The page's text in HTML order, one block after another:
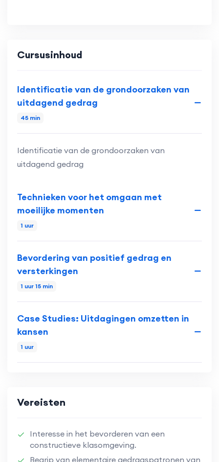
Cursusinhoud
Identificatie van de grondoorzaken van
uitdagend gedrag
45 min
Identificatie van de grondoorzaken van
uitdagend gedrag
Technieken voor het omgaan met
moeilijke momenten
1 uur
Bevordering van positief gedrag en
versterkingen
1 uur 15 min
Case Studies: Uitdagingen omzetten in
kansen
1 uur
Vereisten
Interesse in het bevorderen van een
constructieve klasomgeving.
Begrip van elementaire gedragspatronen van